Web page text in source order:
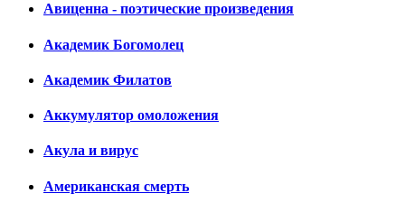
Авиценна - поэтические произведения
Академик Богомолец
Академик Филатов
Аккумулятор омоложения
Акула и вирус
Американская смерть